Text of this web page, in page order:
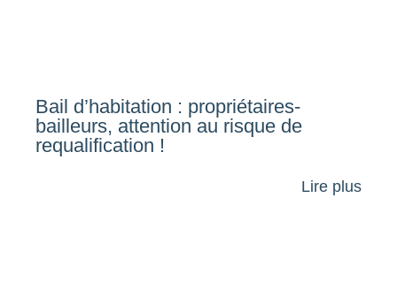
Bail d’habitation : propriétaires-
bailleurs, attention au risque de
requalification !
Lire plus